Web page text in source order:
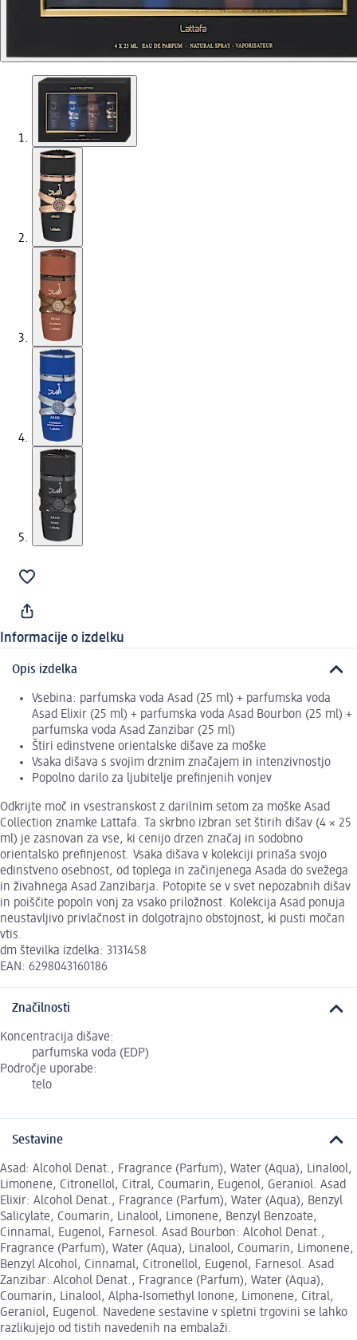
Informacije o izdelku
Opis izdelka
Vsebina: parfumska voda Asad (25 ml) + parfumska voda
Asad Elixir (25 ml) + parfumska voda Asad Bourbon (25 ml) +
parfumska voda Asad Zanzibar (25 ml)
Štiri edinstvene orientalske dišave za moške
Vsaka dišava s svojim drznim značajem in intenzivnostjo
Popolno darilo za ljubitelje prefinjenih vonjev
Odkrijte moč in vsestranskost z darilnim setom za moške Asad
Collection znamke Lattafa. Ta skrbno izbran set štirih dišav (4 × 25
ml) je zasnovan za vse, ki cenijo drzen značaj in sodobno
orientalsko prefinjenost. Vsaka dišava v kolekciji prinaša svojo
edinstveno osebnost, od toplega in začinjenega Asada do svežega
in živahnega Asad Zanzibarja. Potopite se v svet nepozabnih dišav
in poiščite popoln vonj za vsako priložnost. Kolekcija Asad ponuja
neustavljivo privlačnost in dolgotrajno obstojnost, ki pusti močan
vtis.
dm številka izdelka: 3131458
EAN: 6298043160186
Značilnosti
Koncentracija dišave:
parfumska voda (EDP)
Področje uporabe:
telo
Sestavine
Asad: Alcohol Denat., Fragrance (Parfum), Water (Aqua), Linalool,
Limonene, Citronellol, Citral, Coumarin, Eugenol, Geraniol. Asad
Elixir: Alcohol Denat., Fragrance (Parfum), Water (Aqua), Benzyl
Salicylate, Coumarin, Linalool, Limonene, Benzyl Benzoate,
Cinnamal, Eugenol, Farnesol. Asad Bourbon: Alcohol Denat.,
Fragrance (Parfum), Water (Aqua), Linalool, Coumarin, Limonene,
Benzyl Alcohol, Cinnamal, Citronellol, Eugenol, Farnesol. Asad
Zanzibar: Alcohol Denat., Fragrance (Parfum), Water (Aqua),
Coumarin, Linalool, Alpha-Isomethyl Ionone, Limonene, Citral,
Geraniol, Eugenol. Navedene sestavine v spletni trgovini se lahko
razlikujejo od tistih navedenih na embalaži.